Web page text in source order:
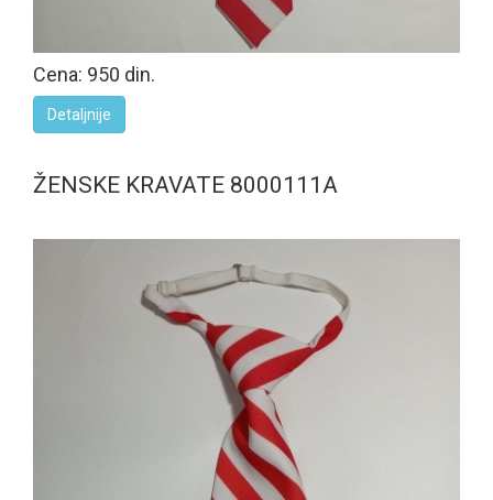
Cena: 950 din.
Detaljnije
ŽENSKE KRAVATE 8000111A